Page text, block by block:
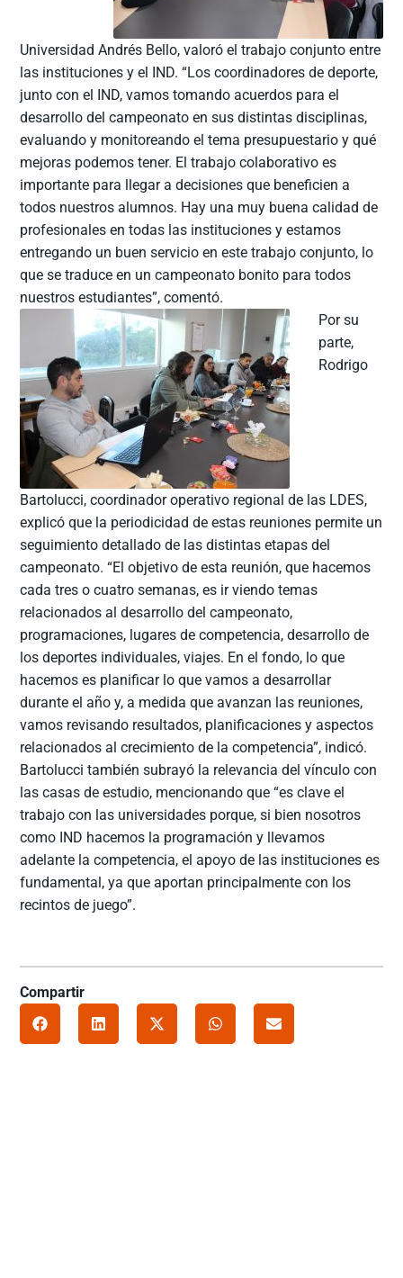
Universidad Andrés Bello, valoró el trabajo conjunto entre
las instituciones y el IND. “Los coordinadores de deporte,
junto con el IND, vamos tomando acuerdos para el
desarrollo del campeonato en sus distintas disciplinas,
evaluando y monitoreando el tema presupuestario y qué
mejoras podemos tener. El trabajo colaborativo es
importante para llegar a decisiones que beneficien a
todos nuestros alumnos. Hay una muy buena calidad de
profesionales en todas las instituciones y estamos
entregando un buen servicio en este trabajo conjunto, lo
que se traduce en un campeonato bonito para todos
nuestros estudiantes”, comentó.
Por su
parte,
Rodrigo
Bartolucci, coordinador operativo regional de las LDES,
explicó que la periodicidad de estas reuniones permite un
seguimiento detallado de las distintas etapas del
campeonato. “El objetivo de esta reunión, que hacemos
cada tres o cuatro semanas, es ir viendo temas
relacionados al desarrollo del campeonato,
programaciones, lugares de competencia, desarrollo de
los deportes individuales, viajes. En el fondo, lo que
hacemos es planificar lo que vamos a desarrollar
durante el año y, a medida que avanzan las reuniones,
vamos revisando resultados, planificaciones y aspectos
relacionados al crecimiento de la competencia”, indicó.
Bartolucci también subrayó la relevancia del vínculo con
las casas de estudio, mencionando que “es clave el
trabajo con las universidades porque, si bien nosotros
como IND hacemos la programación y llevamos
adelante la competencia, el apoyo de las instituciones es
fundamental, ya que aportan principalmente con los
recintos de juego”.
Compartir